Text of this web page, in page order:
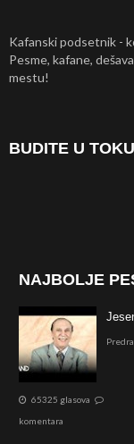
Kafanski podsetnik -
Pesme, kafane,
mestu!
BUDITE U
NAJBOLJE
65325 glasova
komentara